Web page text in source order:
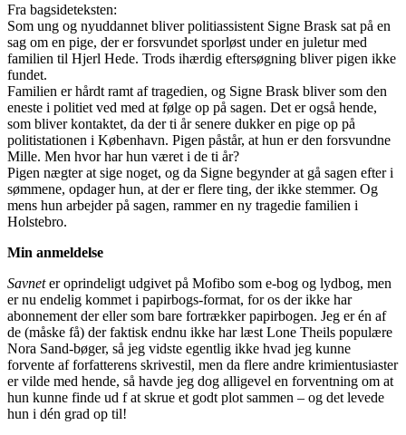
Fra bagsideteksten:
Som ung og nyuddannet bliver politiassistent Signe Brask sat på en
sag om en pige, der er forsvundet sporløst under en juletur med
familien til Hjerl Hede. Trods ihærdig eftersøgning bliver pigen ikke
fundet.
Familien er hårdt ramt af tragedien, og Signe Brask bliver som den
eneste i politiet ved med at følge op på sagen. Det er også hende,
som bliver kontaktet, da der ti år senere dukker en pige op på
politistationen i København. Pigen påstår, at hun er den forsvundne
Mille. Men hvor har hun været i de ti år?
Pigen nægter at sige noget, og da Signe begynder at gå sagen efter i
sømmene, opdager hun, at der er flere ting, der ikke stemmer. Og
mens hun arbejder på sagen, rammer en ny tragedie familien i
Holstebro.
Min anmeldelse
Savneter oprindeligt udgivet på Mofibo som e-bog og lydbog, men
er nu endelig kommet i papirbogs-format, for os der ikke har
abonnement der eller som bare fortrækker papirbogen. Jeg er én af
de (måske få) der faktisk endnu ikke har læst Lone Theils populære
Nora Sand-bøger, så jeg vidste egentlig ikke hvad jeg kunne
forvente af forfatterens skrivestil, men da flere andre krimientusiaster
er vilde med hende, så havde jeg dog alligevel en forventning om at
hun kunne finde ud f at skrue et godt plot sammen – og det levede
hun i dén grad op til!